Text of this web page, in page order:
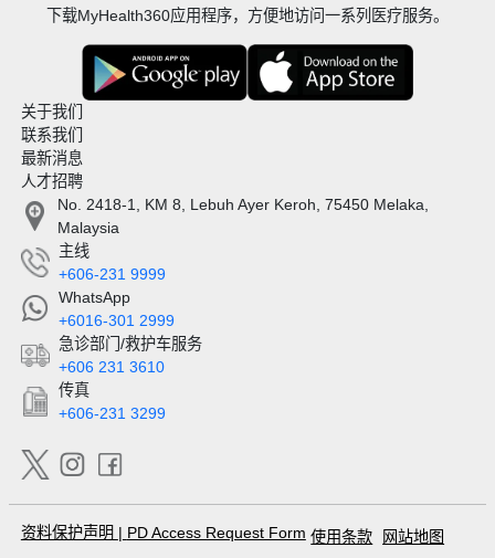
下载MyHealth360应用程序，方便地访问一系列医疗服务。
关于我们
联系我们
最新消息
人才招聘
No. 2418-1, KM 8, Lebuh Ayer Keroh, 75450 Melaka,
Malaysia
主线
+606-231 9999
WhatsApp
+6016-301 2999
急诊部门/救护车服务
+606 231 3610
传真
+606-231 3299
资料保护声明 | PD Access Request Form 使用条款
网站地图